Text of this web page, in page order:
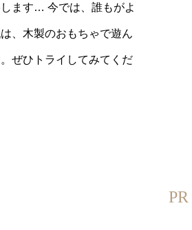
ます… 今では、誰もがよ
、木製のおもちゃで遊ん
ぜひトライしてみてくだ
PR